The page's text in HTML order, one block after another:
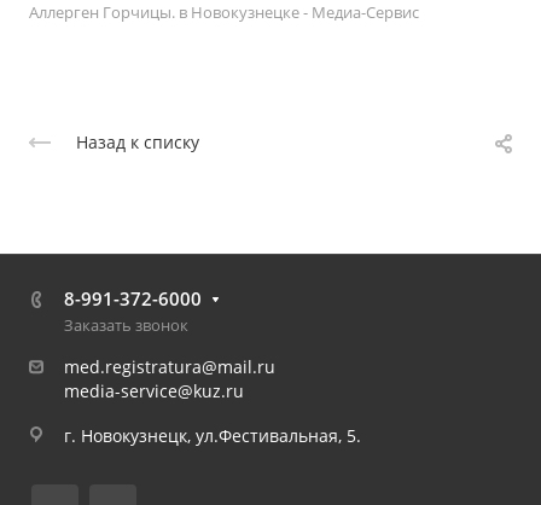
Аллерген Горчицы. в Новокузнецке - Медиа-Сервис
Назад к списку
8-991-372-6000
Заказать звонок
med.registratura@mail.ru
media-service@kuz.ru
г. Новокузнецк, ул.Фестивальная, 5.